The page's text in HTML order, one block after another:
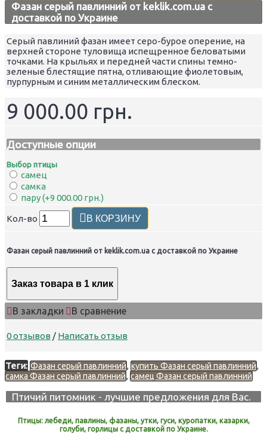
Фазан серый павлинний от keklik.com.ua с
доставкой по Украине
Серый павлиний фазан имеет серо-бурое оперение, на
верхней стороне туловища испещренное беловатыми
точками. На крыльях и передней части спины темно-
зеленые блестящие пятна, отливающие фиолетовым,
пурпурным и синим металлическим блеском.
9 000.00 грн.
Доступные опции
Выбор птицы
самец
самка
пару (+9 000.00 грн.)
Кол-во В КОРЗИНУ
Фазан серый павлинний от keklik.com.ua с доставкой по Украине
Заказ товара в 1 клик
В закладки В сравнение
0 отзывов / Написать отзыв
Теги: Фазан серый павлинний, купить Фазан серый павлинний,
самка Фазан серый павлинний, самец Фазан серый павлинний
Птичий питомник - лучшие предложения для Вас.
Птицы: лебеди, павлины, фазаны, утки, гуси, куропатки, казарки,
голуби, горлицы с доставкой по Украине.